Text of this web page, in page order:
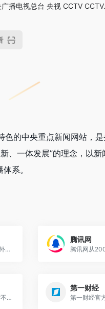
播电视总台 央视 CCTV
的中央重点新闻网站，
、一体发展”的理念，以
系。
观察者网，致力于荟萃中外思...
腾讯网
搜狐网为用户提供24小时不间...
第一财经